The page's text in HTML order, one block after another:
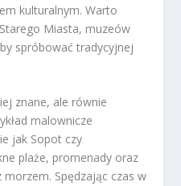
kulturalnym. Warto
Miasta, muzeów
spróbować tradycyjnej
znane, ale równie
malownicze
jak Sopot czy
plaże, promenady oraz
Spędzając czas w